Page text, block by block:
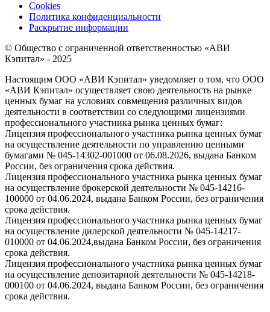
Cookies
Политика конфиденциальности
Раскрытие информации
© Общество с ограниченной ответственностью «АВИ
Кэпитал» - 2025
Настоящим ООО «АВИ Кэпитал» уведомляет о том, что ООО
«АВИ Кэпитал» осуществляет свою деятельность на рынке
ценных бумаг на условиях совмещения различных видов
деятельности в соответствии со следующими лицензиями
профессионального участника рынка ценных бумаг:
Лицензия профессионального участника рынка ценных бумаг
на осуществление деятельности по управлению ценными
бумагами № 045-14302-001000 от 06.08.2026, выдана Банком
России, без ограничения срока действия.
Лицензия профессионального участника рынка ценных бумаг
на осуществление брокерской деятельности № 045-14216-
100000 от 04.06.2024, выдана Банком России, без ограничения
срока действия.
Лицензия профессионального участника рынка ценных бумаг
на осуществление дилерской деятельности № 045-14217-
010000 от 04.06.2024,выдана Банком России, без ограничения
срока действия.
Лицензия профессионального участника рынка ценных бумаг
на осуществление депозитарной деятельности № 045-14218-
000100 от 04.06.2024, выдана Банком России, без ограничения
срока действия.